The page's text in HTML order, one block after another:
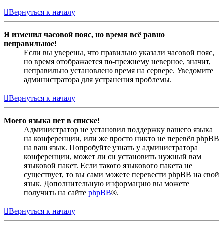
Вернуться к началу
Я изменил часовой пояс, но время всё равно
неправильное!
Если вы уверены, что правильно указали часовой пояс,
но время отображается по-прежнему неверное, значит,
неправильно установлено время на сервере. Уведомите
администратора для устранения проблемы.
Вернуться к началу
Моего языка нет в списке!
Администратор не установил поддержку вашего языка
на конференции, или же просто никто не перевёл phpBB
на ваш язык. Попробуйте узнать у администратора
конференции, может ли он установить нужный вам
языковой пакет. Если такого языкового пакета не
существует, то вы сами можете перевести phpBB на свой
язык. Дополнительную информацию вы можете
получить на сайте phpBB®.
Вернуться к началу